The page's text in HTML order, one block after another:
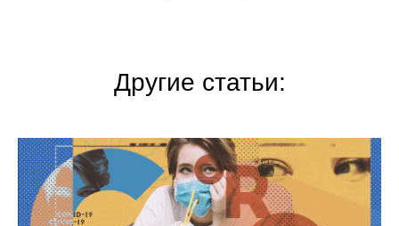
Другие статьи: